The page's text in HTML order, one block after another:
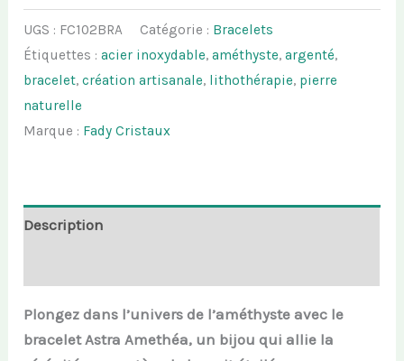
de
Bracelet
ASTRA
AMETHEA
-
Améthyste
UGS : FC102BRA Catégorie : Bracelets
Étiquettes :acier inoxydable,améthyste,argenté,
bracelet,création artisanale, lithothérapie, pierre
naturelle
Marque : Fady Cristaux
Description
Plongez dans l’univers de l’améthyste avec le
bracelet Astra Amethéa, un bijou qui allie la